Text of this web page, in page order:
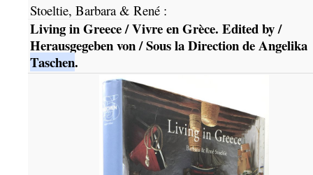
Stoeltie, Barbara & René:
Living in Greece / Vivre en Grèce. Edited by /
Herausgegeben von / Sous la Direction de Angelika
Taschen.